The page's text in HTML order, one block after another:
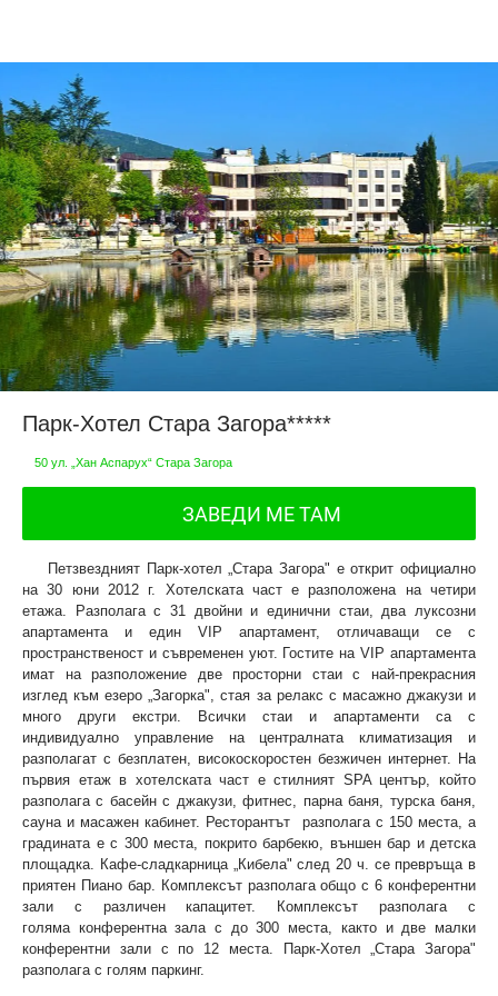
Парк-Хотел Стара Загора*****
50 ул. „Хан Аспарух“ Стара Загора
ЗАВЕДИ МЕ ТАМ
Петзвездният Парк-хотел „Стара Загора" e открит официално
на 30 юни 2012 г. Хотелската част е разположена на четири
етажа. Разполага с 31 двойни и единични стаи, два луксозни
апартамента и един VIP апартамент, отличаващи се с
пространственост и съвременен уют. Гостите на VIP апартамента
имат на разположение две просторни стаи с най-прекрасния
изглед към езеро „Загорка", стая за релакс с масажно джакузи и
много други екстри. Всички стаи и апартаменти са с
индивидуално управление на централната климатизация и
разполагат с безплатен, високоскоростен безжичен интернет. На
първия етаж в хотелската част е стилният SPA център, който
разполага с басейн с джакузи, фитнес, парна баня, турска баня,
сауна и масажен кабинет. Ресторантът разполага с 150 места, а
градината е с 300 места, покрито барбекю, външен бар и детска
площадка. Кафе-сладкарница „Кибела" след 20 ч. се превръща в
приятен Пиано бар. Комплексът разполага общо с 6 конферентни
зали с различен капацитет. Комплексът разполага с
голяма конферентна зала с до 300 места, както и две малки
конферентни зали с по 12 места. Парк-Хотел „Стара Загора"
разполага с голям паркинг.